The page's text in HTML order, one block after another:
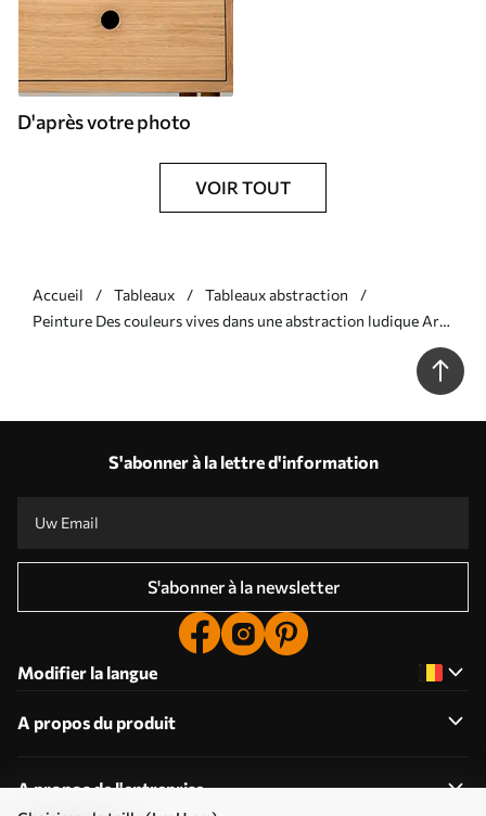
D'après votre photo
VOIR TOUT
Accueil Tableaux
Tableaux abstraction
Peinture Des couleurs vives dans une abstraction ludique Art.
S'abonner à la lettre d'information
S'abonner à la newsletter
Modifier la langue
A propos du produit
A propos de l'entreprise